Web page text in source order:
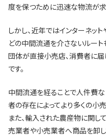
度を保つために迅速な物流が求
しかし、近年ではインターネッ
どの中間流通を介さないルート
団体が直接小売店、消費者に
です。
中間流通を経ることで人件費
者の存在によってより多くの小
また、輸入された農産物に関
売業者や小売業者へ商品を卸し